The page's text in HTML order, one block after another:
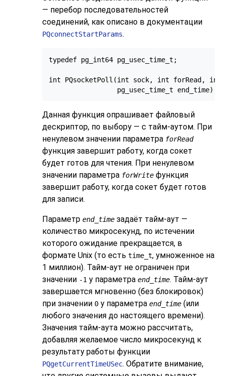
— перебор последовательностей
соединений, как описано в документации
PQconnectStartParams.
typedef pg_int64 pg_usec_time_t;
int PQsocketPoll(int sock, int forRead, int
Данная функция опрашивает файловый
дескриптор, по выбору — с тайм-аутом. При
ненулевом значении параметра forRead
функция завершит работу, когда сокет
будет готов для чтения. При ненулевом
значении параметра forWrite функция
завершит работу, когда сокет будет готов
для записи.
Параметр end_time задаёт тайм-аут —
количество микросекунд, по истечении
которого ожидание прекращается, в
формате Unix (то есть time_t, умноженное на
1 миллион). Тайм-аут не ограничен при
значении -1 у параметра end_time. Тайм-аут
завершается мгновенно (без блокировок)
при значении 0 у параметра end_time (или
любого значения до настоящего времени).
Значения тайм-аута можно рассчитать,
добавляя желаемое число микросекунд к
результату работы функции
PQgetCurrentTimeUSec. Обратите внимание,